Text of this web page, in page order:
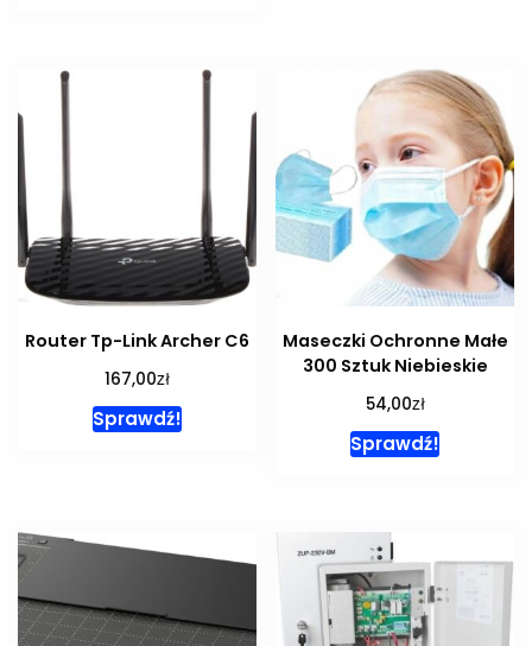
Router Tp-Link Archer C6
167,00zł
Sprawdź!
Maseczki Ochronne Małe
300 Sztuk Niebieskie
54,00zł
Sprawdź!